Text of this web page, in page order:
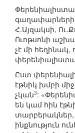
գաղափարների
Հ.Այզակսի,
Ուոթսոնի
չէ մի
Ըստ
էթնիկ խմբի
չկան3:
են կամ հին
տարբերակներ,
ինքնություն